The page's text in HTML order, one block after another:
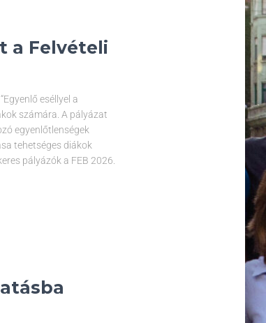
a Felvételi
eséllyel a
számára. A pályázat
egyenlőtlenségek
tehetséges diákok
pályázók a FEB 2026.